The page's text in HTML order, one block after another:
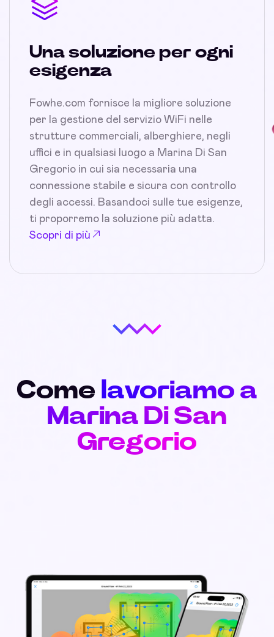
Una soluzione per ogni
esigenza
Fowhe.com fornisce la migliore soluzione
per la gestione del servizio WiFi nelle
strutture commerciali, alberghiere, negli
uffici e in qualsiasi luogo a Marina Di San
Gregorio in cui sia necessaria una
connessione stabile e sicura con controllo
degli accessi. Basandoci sulle tue esigenze,
ti proporremo la soluzione più adatta.
Scopri di più
Come lavoriamo a
Marina Di San
Gregorio